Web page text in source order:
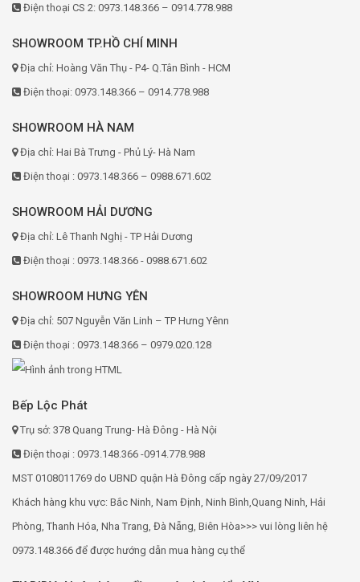
Điện thoại CS 2: 0973.148.366 – 0914.778.988
SHOWROOM TP.HỒ CHÍ MINH
Địa chỉ: Hoàng Văn Thụ - P4- Q.Tân Bình - HCM
Điện thoại: 0973.148.366 – 0914.778.988
SHOWROOM HÀ NAM
Địa chỉ: Hai Bà Trưng - Phủ Lý- Hà Nam
Điện thoại : 0973.148.366 – 0988.671.602
SHOWROOM HẢI DƯƠNG
Địa chỉ: Lê Thanh Nghị - TP Hải Dương
Điện thoại : 0973.148.366 - 0988.671.602
SHOWROOM HƯNG YÊN
Địa chỉ: 507 Nguyễn Văn Linh – TP Hưng Yênn
Điện thoại : 0973.148.366 – 0979.020.128
Bếp Lộc Phát
Trụ sở: 378 Quang Trung- Hà Đông - Hà Nội
Điện thoại : 0973.148.366 -0914.778.988
MST 0108011769 do UBND quận Hà Đông cấp ngày 27/09/2017
Khách hàng khu vực: Bắc Ninh, Nam Định, Ninh Bình,Quang Ninh, Hải
Phòng, Thanh Hóa, Nha Trang, Đà Nẵng, Biên Hòa>>> vui lòng liên hệ
0973.148.366 để được hướng dẫn mua hàng cụ thể